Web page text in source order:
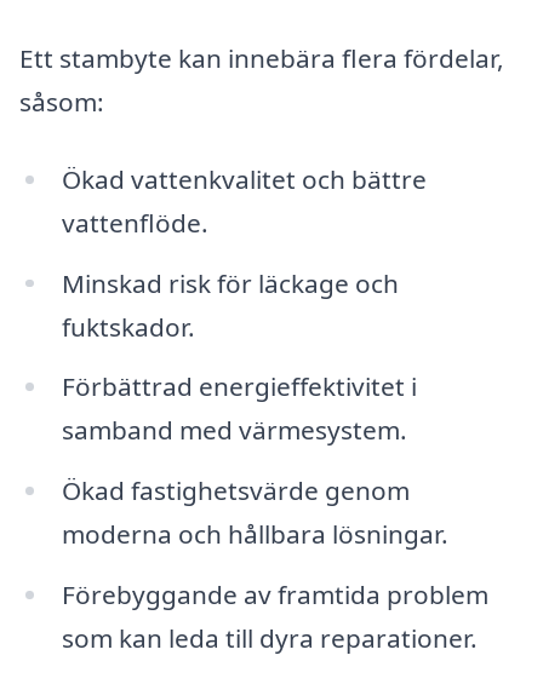
Ett stambyte kan innebära flera fördelar,
såsom:
Ökad vattenkvalitet och bättre
vattenflöde.
Minskad risk för läckage och
fuktskador.
Förbättrad energieffektivitet i
samband med värmesystem.
Ökad fastighetsvärde genom
moderna och hållbara lösningar.
Förebyggande av framtida problem
som kan leda till dyra reparationer.